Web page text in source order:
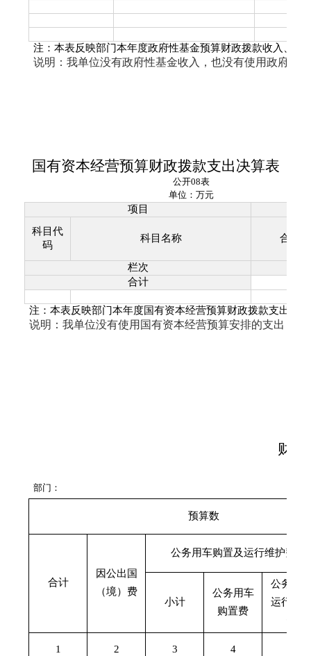
注：本表反映部门本年度政府性基金预算财政拨款收入、支
说明：我单位没有政府性基金收入，也没有使用政府性
国有资本经营预算财政拨款支出决算表
公开08表
单位：万元
项目
科目代
码
科目名称 合计
栏次
合计
注：本表反映部门本年度国有资本经营预算财政拨款支出情
说明：我单位没有使用国有资本经营预算安排的支出，故
财政
部门：
预算数
合计
因公出国
（境）费
公务用车购置及运行维护费
小计
公务用车
购置费
公务用
运行维
1 2 3 4